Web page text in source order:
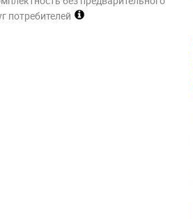
потребителей